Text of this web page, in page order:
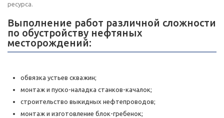
ресурса.
Выполнение работ различной сложности
по обустройству нефтяных
месторождений:
обвязка устьев скважин;
монтаж и пуско-наладка станков-качалок;
строительство выкидных нефтепроводов;
монтаж и изготовление блок-гребенок;